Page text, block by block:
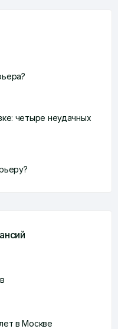
четыре неудачных
в Москве